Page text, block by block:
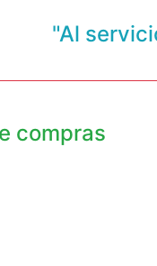
"Al
compras